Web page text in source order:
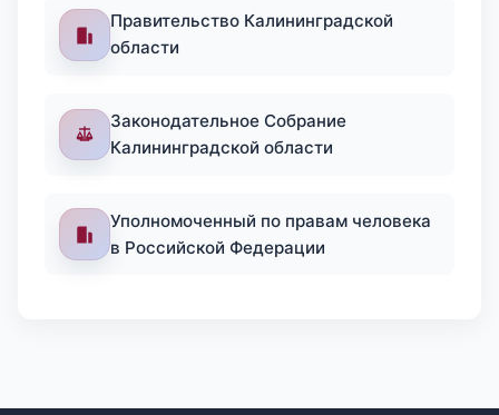
Правительство Калининградской
области
Законодательное Собрание
Калининградской области
Уполномоченный по правам человека
в Российской Федерации